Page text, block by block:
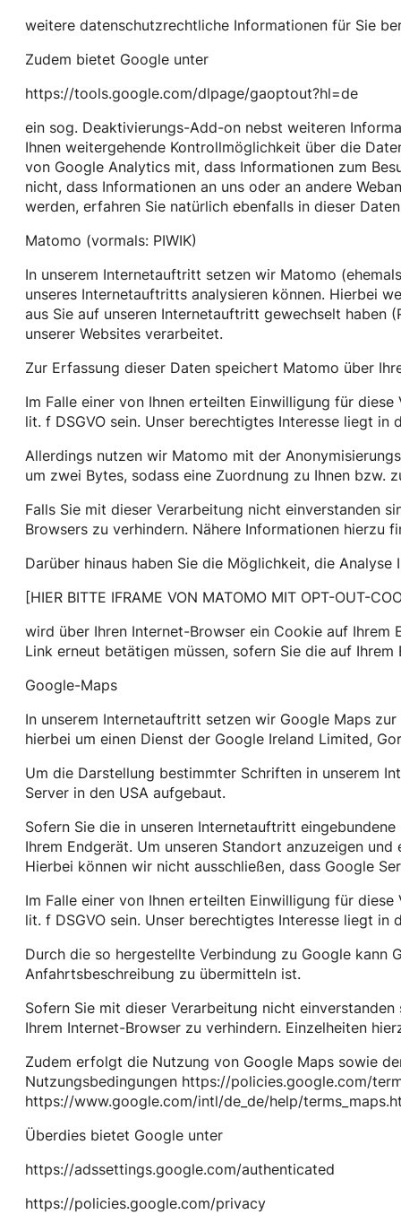
weitere datenschutzrechtliche Informationen für Sie
Zudem bietet Google unter
https://tools.google.com/dlpage/gaoptout?hl=de
ein sog. Deaktivierungs-Add-on nebst weiteren
Ihnen weitergehende Kontrollmöglichkeit über die
von Google Analytics mit, dass Informationen zum
nicht, dass Informationen an uns oder an andere
werden, erfahren Sie natürlich ebenfalls in dieser
Matomo (vormals: PIWIK)
In unserem Internetauftritt setzen wir Matomo
unseres Internetauftritts analysieren können. Hierbei
aus Sie auf unseren Internetauftritt gewechselt haben
unserer Websites verarbeitet.
Zur Erfassung dieser Daten speichert Matomo über
Im Falle einer von Ihnen erteilten Einwilligung für
lit. f DSGVO sein. Unser berechtigtes Interesse liegt
Allerdings nutzen wir Matomo mit der
um zwei Bytes, sodass eine Zuordnung zu Ihnen bzw.
Falls Sie mit dieser Verarbeitung nicht einverstanden
Browsers zu verhindern. Nähere Informationen hierzu
Darüber hinaus haben Sie die Möglichkeit, die
[HIER BITTE IFRAME VON MATOMO MIT OPT-OUT-
wird über Ihren Internet-Browser ein Cookie auf
Link erneut betätigen müssen, sofern Sie die auf
Google-Maps
In unserem Internetauftritt setzen wir Google Maps
hierbei um einen Dienst der Google Ireland Limited,
Um die Darstellung bestimmter Schriften in unserem
Server in den USA aufgebaut.
Sofern Sie die in unseren Internetauftritt
Ihrem Endgerät. Um unseren Standort anzuzeigen
Hierbei können wir nicht ausschließen, dass Google
Im Falle einer von Ihnen erteilten Einwilligung für
lit. f DSGVO sein. Unser berechtigtes Interesse liegt
Durch die so hergestellte Verbindung zu Google kann
Anfahrtsbeschreibung zu übermitteln ist.
Sofern Sie mit dieser Verarbeitung nicht
Ihrem Internet-Browser zu verhindern. Einzelheiten
Zudem erfolgt die Nutzung von Google Maps sowie
Nutzungsbedingungen https://policies.google.com/
https://www.google.com/intl/de_de/help/
Überdies bietet Google unter
https://adssettings.google.com/authenticated
https://policies.google.com/privacy